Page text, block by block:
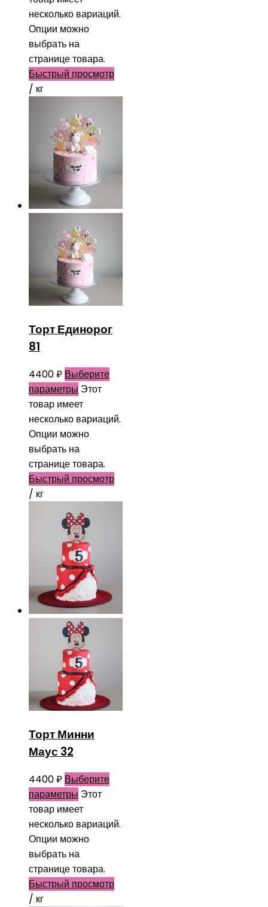
несколько вариаций.
Опции можно
выбрать на
странице товара.
Быстрый просмотр
/ кг
Торт Единорог
81
4400₽ Выберите
параметры Этот
товар имеет
несколько вариаций.
Опции можно
выбрать на
странице товара.
Быстрый просмотр
/ кг
Торт Минни
Маус 32
4400₽ Выберите
параметры Этот
товар имеет
несколько вариаций.
Опции можно
выбрать на
странице товара.
Быстрый просмотр
/ кг